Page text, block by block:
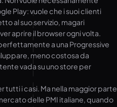
Play: vuole che i suoi clienti
al suo servizio, magari
aprire il browser ogni volta.
a una Progressive
meno costosa da
vada su uno store per
tutti i casi. Ma nella maggior parte
delle PMI italiane, quando